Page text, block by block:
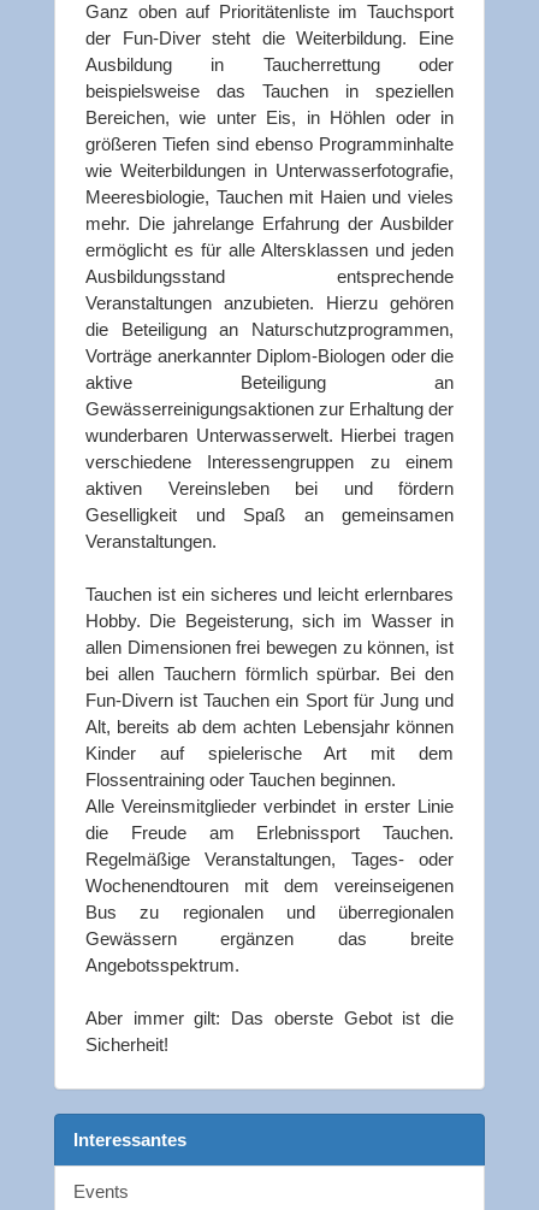
Ganz oben auf Prioritätenliste im Tauchsport
der Fun-Diver steht die Weiterbildung. Eine
Ausbildung in Taucherrettung oder
beispielsweise das Tauchen in speziellen
Bereichen, wie unter Eis, in Höhlen oder in
größeren Tiefen sind ebenso Programminhalte
wie Weiterbildungen in Unterwasserfotografie,
Meeresbiologie, Tauchen mit Haien und vieles
mehr. Die jahrelange Erfahrung der Ausbilder
ermöglicht es für alle Altersklassen und jeden
Ausbildungsstand entsprechende
Veranstaltungen anzubieten. Hierzu gehören
die Beteiligung an Naturschutzprogrammen,
Vorträge anerkannter Diplom-Biologen oder die
aktive Beteiligung an
Gewässerreinigungsaktionen zur Erhaltung der
wunderbaren Unterwasserwelt. Hierbei tragen
verschiedene Interessengruppen zu einem
aktiven Vereinsleben bei und fördern
Geselligkeit und Spaß an gemeinsamen
Veranstaltungen.
Tauchen ist ein sicheres und leicht erlernbares
Hobby. Die Begeisterung, sich im Wasser in
allen Dimensionen frei bewegen zu können, ist
bei allen Tauchern förmlich spürbar. Bei den
Fun-Divern ist Tauchen ein Sport für Jung und
Alt, bereits ab dem achten Lebensjahr können
Kinder auf spielerische Art mit dem
Flossentraining oder Tauchen beginnen.
Alle Vereinsmitglieder verbindet in erster Linie
die Freude am Erlebnissport Tauchen.
Regelmäßige Veranstaltungen, Tages- oder
Wochenendtouren mit dem vereinseigenen
Bus zu regionalen und überregionalen
Gewässern ergänzen das breite
Angebotsspektrum.
Aber immer gilt: Das oberste Gebot ist die
Sicherheit!
Interessantes
Events